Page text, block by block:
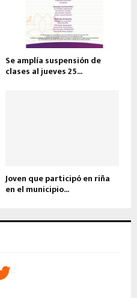
Se amplía suspensión de
clases al jueves 25...
Joven que participó en riña
en el municipio...